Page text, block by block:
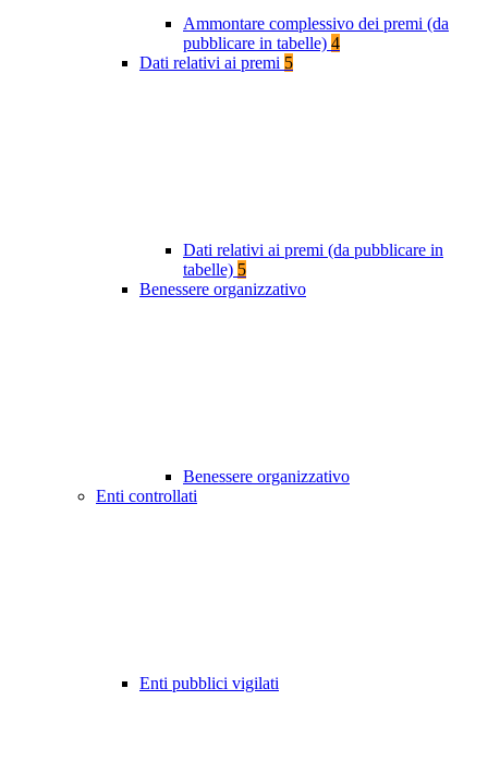
Ammontare complessivo dei premi (da
pubblicare in tabelle) 4
Dati relativi ai premi 5
Dati relativi ai premi (da pubblicare in
tabelle) 5
Benessere organizzativo
Benessere organizzativo
Enti controllati
Enti pubblici vigilati